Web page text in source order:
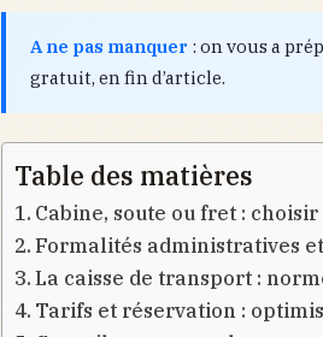
A ne pas manquer : on vous a
gratuit, en fin d’article.
Table des matières
Cabine, soute ou fret :
Formalités administratives
La caisse de transport :
Tarifs et réservation :